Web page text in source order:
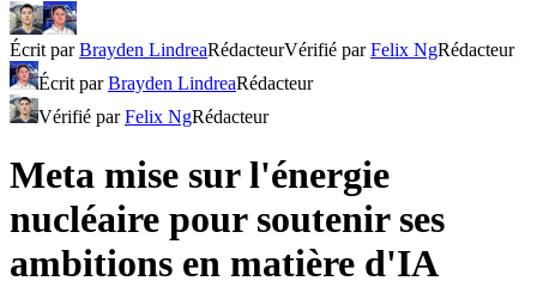
Écrit parBrayden LindreaRédacteurVérifié parFelix NgRédacteur
Écrit parBrayden LindreaRédacteur
Vérifié parFelix NgRédacteur
Meta mise sur l'énergie
nucléaire pour soutenir ses
ambitions en matière d'IA